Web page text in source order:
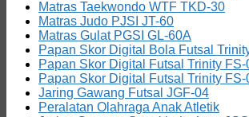
Matras Taekwondo WTF TKD-30
Matras Judo PJSI JT-60
Matras Gulat PGSI GL-60A
Papan Skor Digital Bola Futsal
Papan Skor Digital Futsal Trinity FS-
Papan Skor Digital Futsal Trinity FS-
Jaring Gawang Futsal JGF-04
Peralatan Olahraga Anak Atletik